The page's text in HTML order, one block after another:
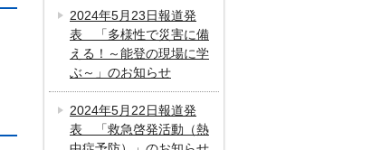
2024年5月23日報道発
表 「多様性で災害に備
える！～能登の現場に学
ぶ～」のお知らせ
2024年5月22日報道発
表 「救急啓発活動（熱